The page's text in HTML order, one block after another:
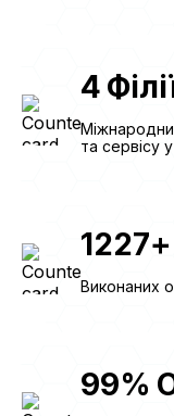
4
та сервісу
1227+
Виконаних
99%